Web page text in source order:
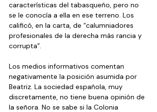
características del tabasqueño, pero no
se le conocía a ella en ese terreno. Los
calificó, en la carta, de “calumniadores
profesionales de la derecha más rancia y
corrupta”.
Los medios informativos comentan
negativamente la posición asumida por
Beatriz. La sociedad española, muy
discretamente, no tiene buena opinión de
la señora. No se sabe si la Colonia